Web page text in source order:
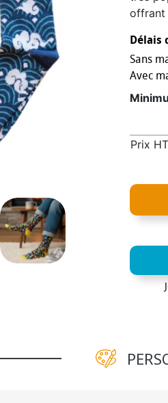
offrant
ou
OGM
7 kg
-250
Délais
Sans
Avec
Prix